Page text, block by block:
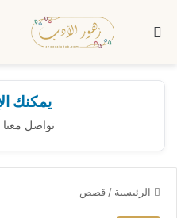
بحث عن
يمكنك
تواصل معنا
الرئيسية /قصص